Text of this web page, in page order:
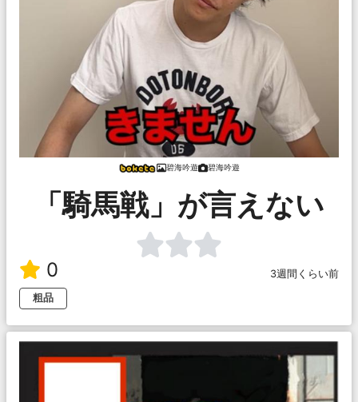
碧海吟遊 碧海吟遊
「騎馬戦」が言えない
0
3週間くらい前
粗品